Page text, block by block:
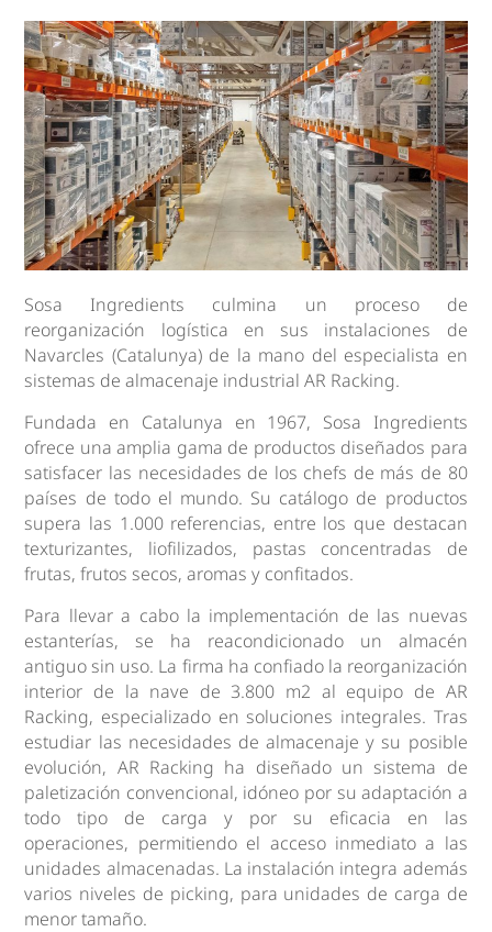
Sosa Ingredients culmina un proceso de
reorganización logística en sus instalaciones de
Navarcles (Catalunya) de la mano del especialista en
sistemas de almacenaje industrial AR Racking.
Fundada en Catalunya en 1967, Sosa Ingredients
ofrece una amplia gama de productos diseñados para
satisfacer las necesidades de los chefs de más de 80
países de todo el mundo. Su catálogo de productos
supera las 1.000 referencias, entre los que destacan
texturizantes, liofilizados, pastas concentradas de
frutas, frutos secos, aromas y confitados.
Para llevar a cabo la implementación de las nuevas
estanterías, se ha reacondicionado un almacén
antiguo sin uso. La firma ha confiado la reorganización
interior de la nave de 3.800 m2 al equipo de AR
Racking, especializado en soluciones integrales. Tras
estudiar las necesidades de almacenaje y su posible
evolución, AR Racking ha diseñado un sistema de
paletización convencional, idóneo por su adaptación a
todo tipo de carga y por su eficacia en las
operaciones, permitiendo el acceso inmediato a las
unidades almacenadas. La instalación integra además
varios niveles de picking, para unidades de carga de
menor tamaño.